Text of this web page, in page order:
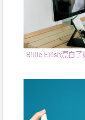
Billie Eilish漂白